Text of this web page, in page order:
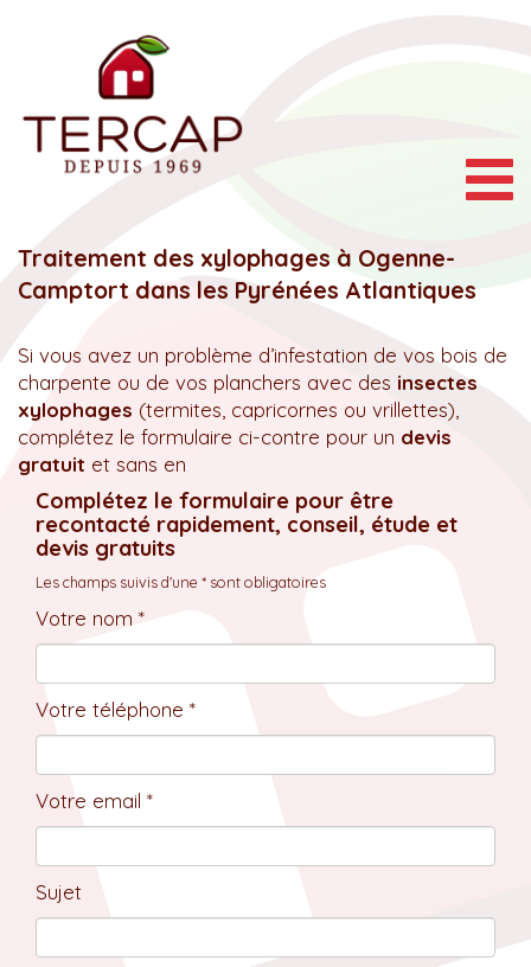
Traitement des xylophages à Ogenne-
Camptort dans les Pyrénées Atlantiques
Si vous avez un problème d’infestation de vos bois de
charpente ou de vos planchers avec des insectes
xylophages (termites, capricornes ou vrillettes),
complétez le formulaire ci-contre pour un devis
gratuit et sans en
Complétez le formulaire pour être
recontacté rapidement, conseil, étude et
devis gratuits
Les champs suivis d'une * sont obligatoires
Votre nom *
Votre téléphone *
Votre email *
Sujet